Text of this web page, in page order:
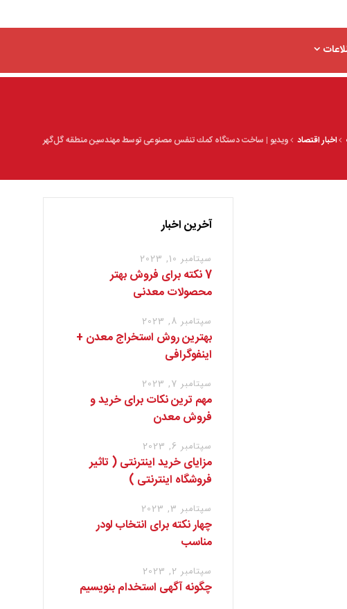
اخبار اقتصاد ویدیو | ساخت دستگاه كمك تنفس مصنوعی توسط مهندسین منطقه گل‌گهر
آخرین اخبار
سپتامبر 10, 2023
7 نکته برای فروش بهتر
محصولات معدنی
سپتامبر 8, 2023
بهترین روش استخراج معدن +
اینفوگرافی
سپتامبر 7, 2023
مهم ترین نکات برای خرید و
فروش معدن
سپتامبر 6, 2023
مزایای خرید اینترنتی ( تاثیر
فروشگاه اینترنتی )
سپتامبر 3, 2023
چهار نکته برای انتخاب لودر
مناسب
سپتامبر 2, 2023
چگونه آگهی استخدام بنویسیم